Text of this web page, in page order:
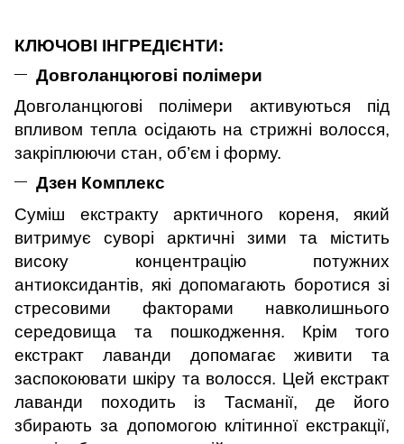
КЛЮЧОВІ ІНГРЕДІЄНТИ:
Довголанцюгові полімери
Довголанцюгові полімери активуються під
впливом тепла осідають на стрижні волосся,
закріплюючи стан, об’єм і форму.
Дзен Комплекс
Суміш екстракту арктичного кореня, який
витримує суворі арктичні зими та містить
високу концентрацію потужних
антиоксидантів, які допомагають боротися зі
стресовими факторами навколишнього
середовища та пошкодження. Крім того
екстракт лаванди допомагає живити та
заспокоювати шкіру та волосся. Цей екстракт
лаванди походить із Тасманії, де його
збирають за допомогою клітинної екстракції,